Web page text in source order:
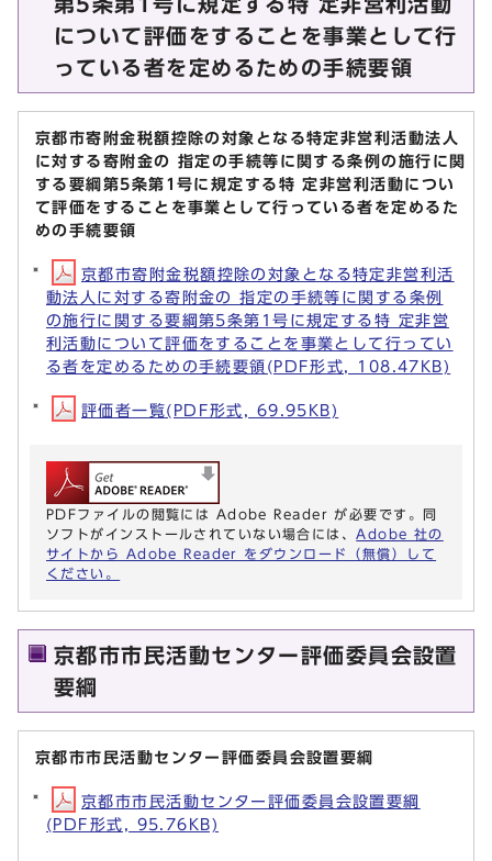
について評価をすることを事業として行
っている者を定めるための手続要領
京都市寄附金税額控除の対象となる特定非営利活動法人
に対する寄附金の 指定の手続等に関する条例の施行に関
する要綱第5条第1号に規定する特 定非営利活動につい
て評価をすることを事業として行っている者を定めるた
めの手続要領
京都市寄附金税額控除の対象となる特定非営利活
動法人に対する寄附金の 指定の手続等に関する条例
の施行に関する要綱第5条第1号に規定する特 定非営
利活動について評価をすることを事業として行ってい
る者を定めるための手続要領(PDF形式, 108.47KB)
評価者一覧(PDF形式, 69.95KB)
PDFファイルの閲覧には Adobe Reader が必要です。同
ソフトがインストールされていない場合には、 Adobe 社の
サイトから Adobe Reader をダウンロード（無償）して
ください。
京都市市民活動センター評価委員会設置
要綱
京都市市民活動センター評価委員会設置要綱
京都市市民活動センター評価委員会設置要綱
(PDF形式, 95.76KB)